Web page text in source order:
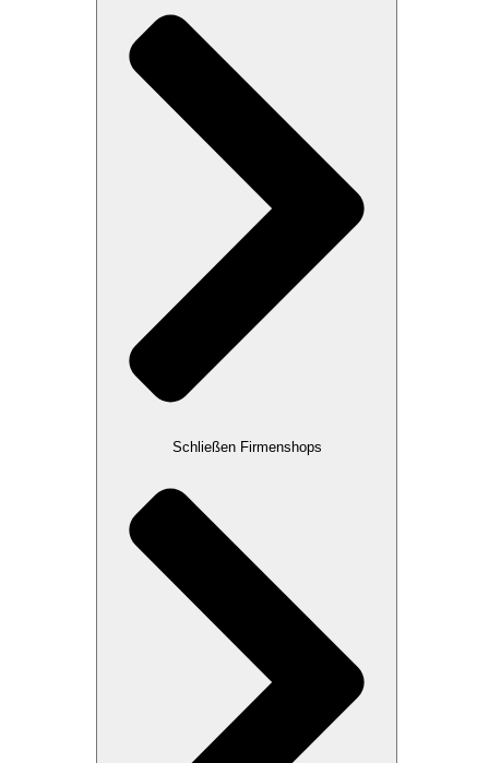
Schließen Firmenshops